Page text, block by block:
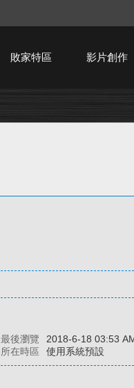
敗家特區 影片創作
最後瀏覽
2018-6-18 03:53
所在時區 使用系統預設